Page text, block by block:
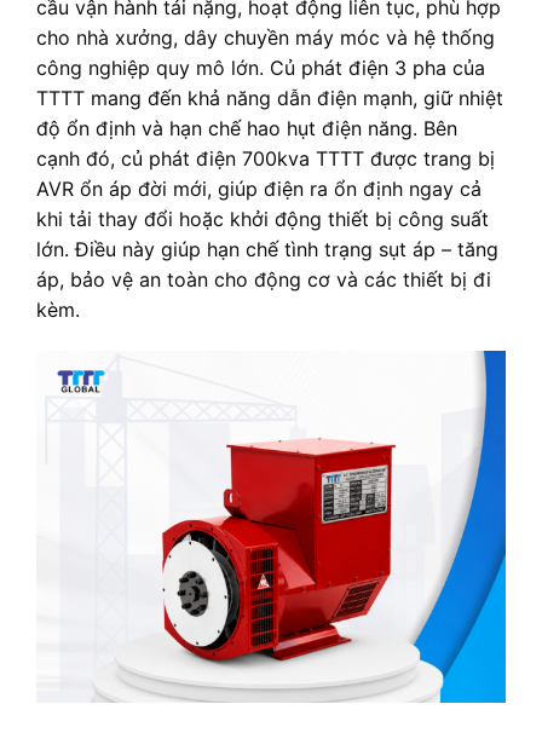
cầu vận hành tải nặng, hoạt động liên tục, phù hợp
cho nhà xưởng, dây chuyền máy móc và hệ thống
công nghiệp quy mô lớn. Củ phát điện 3 pha của
TTTT mang đến khả năng dẫn điện mạnh, giữ nhiệt
độ ổn định và hạn chế hao hụt điện năng. Bên
cạnh đó, củ phát điện 700kva TTTT được trang bị
AVR ổn áp đời mới, giúp điện ra ổn định ngay cả
khi tải thay đổi hoặc khởi động thiết bị công suất
lớn. Điều này giúp hạn chế tình trạng sụt áp – tăng
áp, bảo vệ an toàn cho động cơ và các thiết bị đi
kèm.